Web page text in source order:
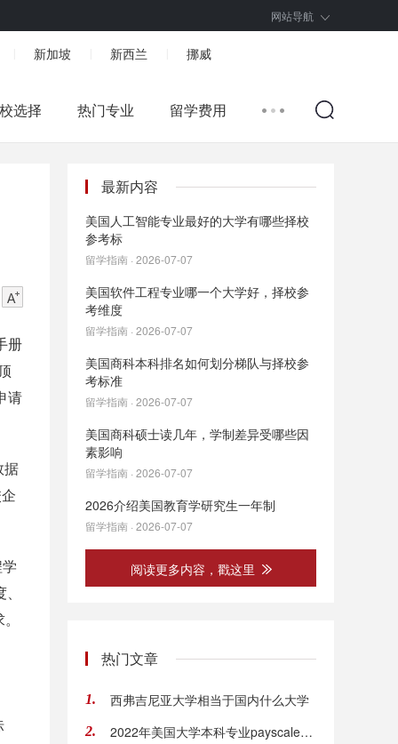
网站导航
新加坡 新西兰 挪威
选择 热门专业 留学费用
册
请
据
最新内容
美国人工智能专业最好的大学有哪些择校
参考标
留学指南 · 2026-07-07
美国软件工程专业哪一个大学好，择校参
考维度
留学指南 · 2026-07-07
美国商科本科排名如何划分梯队与择校参
考标准
留学指南 · 2026-07-07
美国商科硕士读几年，学制差异受哪些因
素影响
留学指南 · 2026-07-07
2026介绍美国教育学研究生一年制
留学指南 · 2026-07-07
阅读更多内容，戳这里
热门文章
1. 西弗吉尼亚大学相当于国内什么大学
2. 2022年美国大学本科专业payscale薪酬排行榜top15